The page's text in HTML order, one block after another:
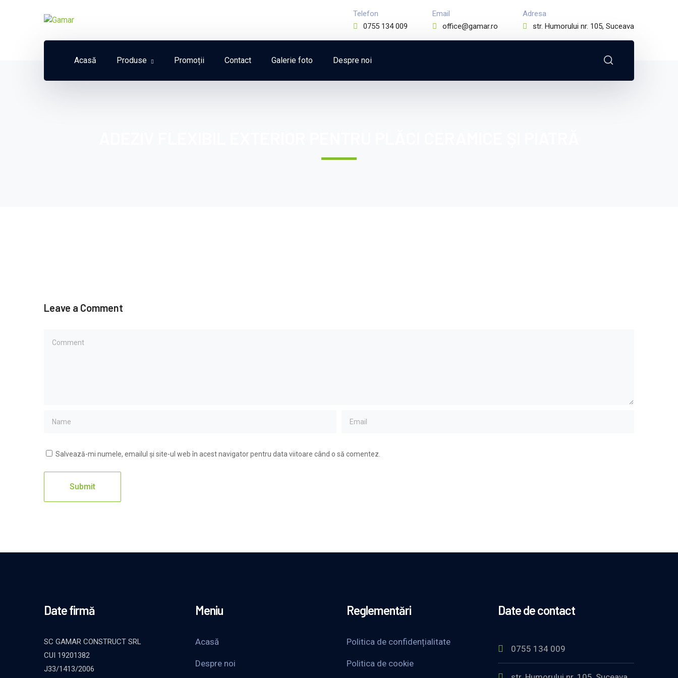
Telefon
0755 134 009
Email
office@gamar.ro
Adresa
str. Humorului nr. 105, Suceava
Acasă Produse Promoții Contact Galerie foto Despre noi
Leave a Comment
Salvează-mi numele, emailul și site-ul web în acest navigator pentru data viitoare când o să comentez.
Date firmă
SC GAMAR CONSTRUCT SRL
CUI 19201382
J33/1413/2006
Meniu
Acasă
Despre noi
Reglementări
Politica de confidențialitate
Politica de cookie
Date de contact
0755 134 009